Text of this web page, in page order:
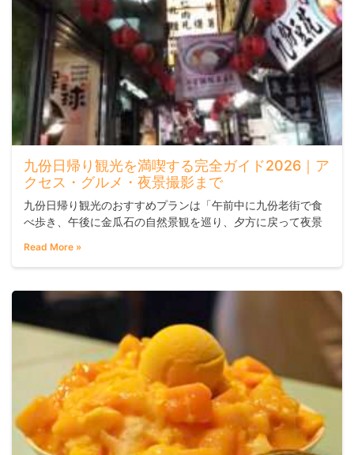
九份日帰り観光を満喫する完全ガイド2026｜ア
クセス・グルメ・夜景撮影まで
九份日帰り観光のおすすめプランは「午前中に九份老街で食
べ歩き、午後に金瓜石の自然景観を巡り、夕方に戻って夜景
間帯を避けながら、赤提灯が灯った後の幻想的な山城の夜景
もしっかり楽しめます。
Read More »